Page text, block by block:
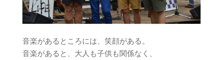
音楽があるところには、笑顔がある。
音楽があると、大人も子供も関係なく、